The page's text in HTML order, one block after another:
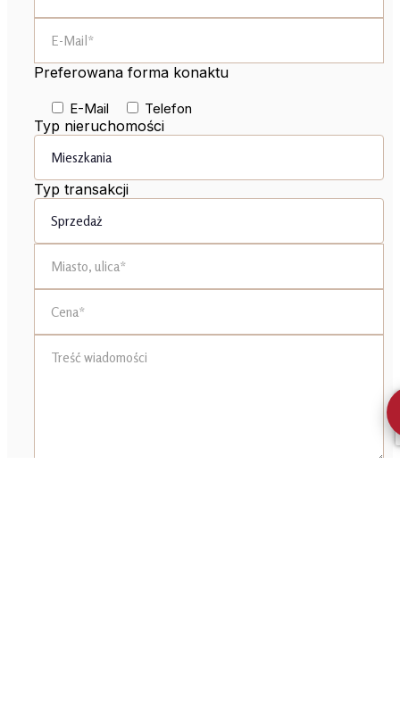
Preferowana forma konaktu
E-Mail Telefon
Typ nieruchomości
Typ transakcji